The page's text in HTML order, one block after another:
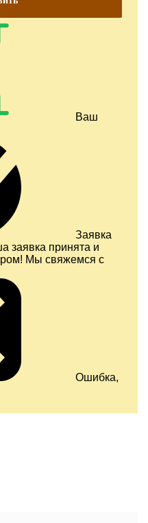
Ваш
Заявка
заявка принята и
Мы свяжемся с
Ошибка,